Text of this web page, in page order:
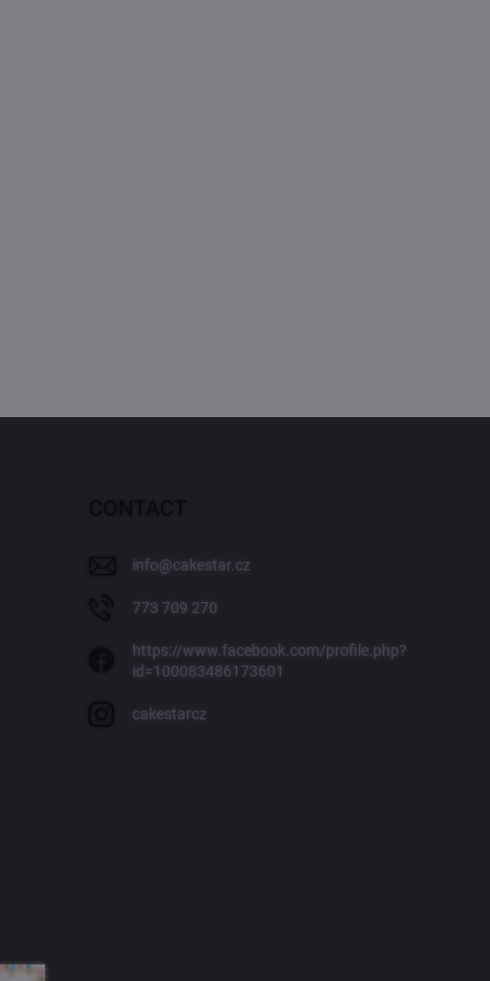
info@cakestar.cz
773 709 270
https://www.facebook.com/profile.php?
id=100083486173601
cakestarcz